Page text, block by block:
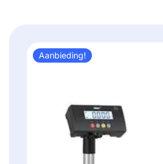
Aanbieding!